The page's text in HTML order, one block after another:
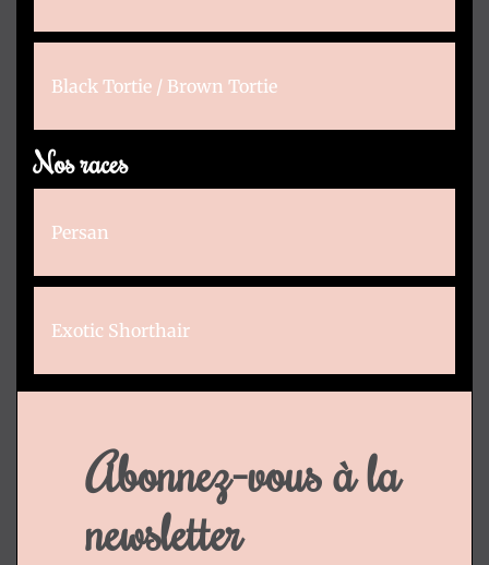
Black Tortie / Brown Tortie
Nos races
Persan
Exotic Shorthair
Abonnez-vous à la
newsletter